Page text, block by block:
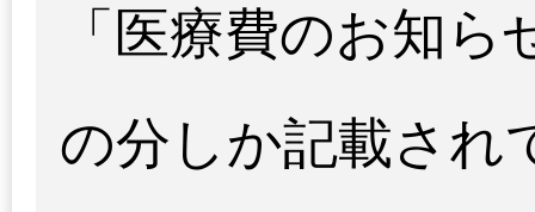
「医療費のお知
の分しか記載され